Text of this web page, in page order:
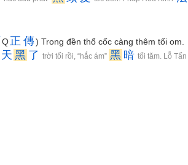
Q正 傳) Trong đền thổ cốc càng thêm tối om.
天 黑 了 trời tối rồi, “hắc ám” 黑 暗 tối tăm. Lỗ Tấn